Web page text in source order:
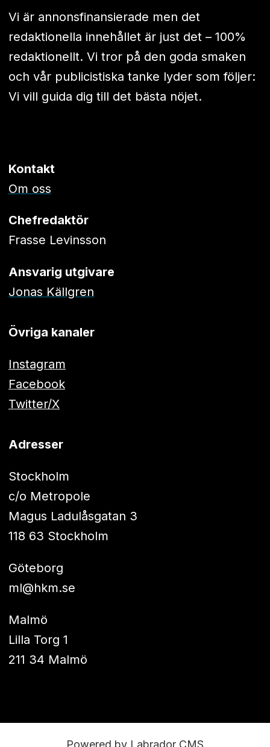
Vi är annonsfinansierade men det
redaktionella innehållet är just det – 100%
redaktionellt. Vi tror på den goda smaken
och vår publicistiska tanke lyder som följer:
Vi vill guida dig till det bästa nöjet.
Kontakt
Om oss
Chefredaktör
Frasse Levinsson
Ansvarig utgivare
Jonas Källgren
Övriga kanaler
Instagram
Facebook
Twitter/X
Adresser
Stockholm
c/o Metropole
Magus Ladulåsgatan 3
118 63 Stockholm
Göteborg
ml@hkm.se
Malmö
Lilla Torg 1
211 34 Malmö